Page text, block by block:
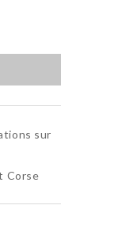
sur
Corse